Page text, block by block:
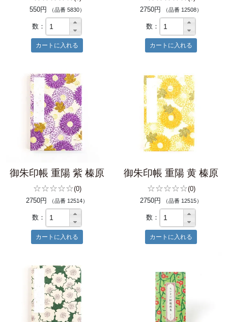
550円
（品番 5830）
数：
2750円
（品番 12508）
数：
御朱印帳 重陽 紫 榛原
☆☆☆☆☆(0)
2750円
（品番 12514）
数：
御朱印帳 重陽 黄 榛原
☆☆☆☆☆(0)
2750円
（品番 12515）
数：